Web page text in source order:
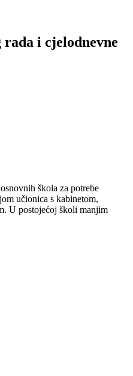
i cjelodnevne
škola za potrebe
učionica s kabinetom,
U postojećoj školi manjim